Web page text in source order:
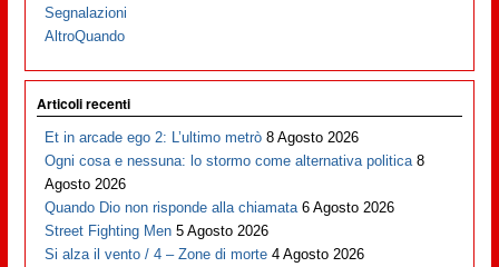
Segnalazioni
AltroQuando
Articoli recenti
Et in arcade ego 2: L’ultimo metrò 8 Agosto 2026
Ogni cosa e nessuna: lo stormo come alternativa politica 8
Agosto 2026
Quando Dio non risponde alla chiamata 6 Agosto 2026
Street Fighting Men 5 Agosto 2026
Si alza il vento / 4 – Zone di morte 4 Agosto 2026